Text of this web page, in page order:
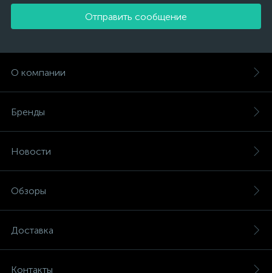
Отправить сообщение
О компании
Бренды
Новости
Обзоры
Доставка
Контакты